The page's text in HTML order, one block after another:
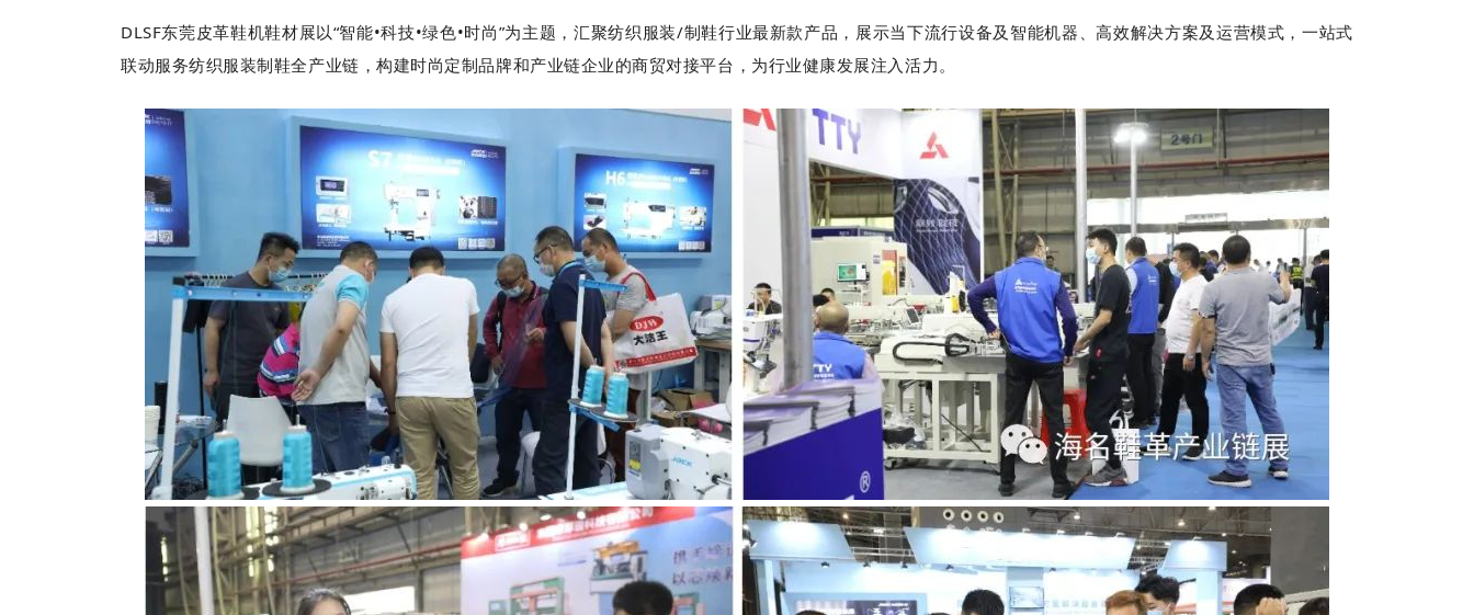
DLSF东莞皮革鞋机鞋材展以“智能•科技•绿色•时尚”为主题，汇聚纺织服装/制鞋行业最新款产品，展示当下流行设备及智能机器、高效解决方案及运营模式，一站式
联动服务纺织服装制鞋全产业链，构建时尚定制品牌和产业链企业的商贸对接平台，为行业健康发展注入活力。